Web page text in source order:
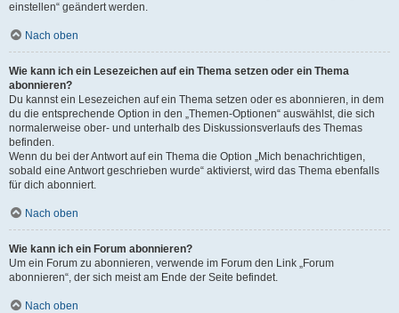
einstellen“ geändert werden.
Nach oben
Wie kann ich ein Lesezeichen auf ein Thema setzen oder ein Thema
abonnieren?
Du kannst ein Lesezeichen auf ein Thema setzen oder es abonnieren, in dem
du die entsprechende Option in den „Themen-Optionen“ auswählst, die sich
normalerweise ober- und unterhalb des Diskussionsverlaufs des Themas
befinden.
Wenn du bei der Antwort auf ein Thema die Option „Mich benachrichtigen,
sobald eine Antwort geschrieben wurde“ aktivierst, wird das Thema ebenfalls
für dich abonniert.
Nach oben
Wie kann ich ein Forum abonnieren?
Um ein Forum zu abonnieren, verwende im Forum den Link „Forum
abonnieren“, der sich meist am Ende der Seite befindet.
Nach oben